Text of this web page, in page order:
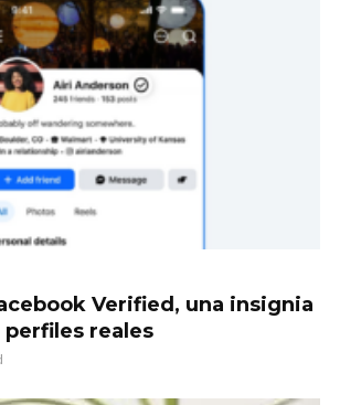
Verified, una insignia
reales